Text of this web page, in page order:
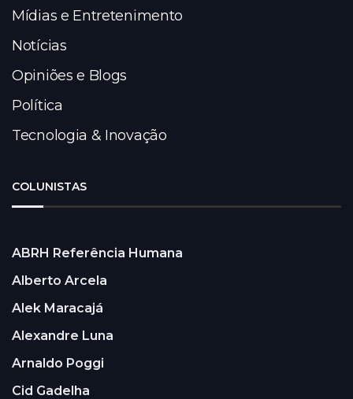
Mídias e Entretenimento
Notícias
Opiniões e Blogs
Política
Tecnologia & Inovação
COLUNISTAS
ABRH Referência Humana
Alberto Arcela
Alek Maracajá
Alexandre Luna
Arnaldo Poggi
Cid Gadelha